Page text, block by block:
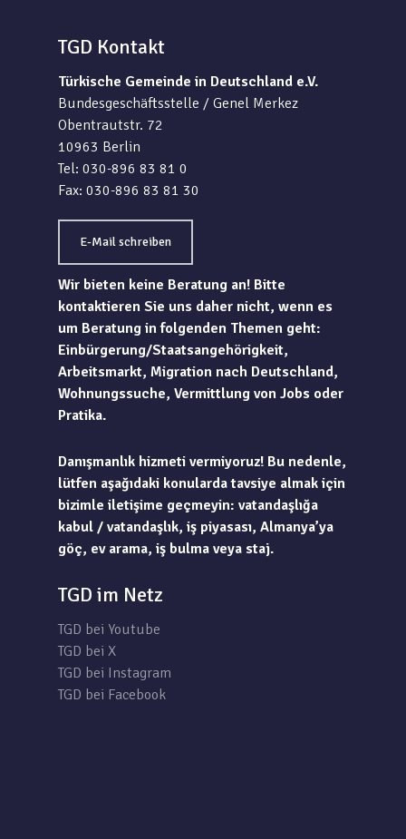
TGD Kontakt
Türkische Gemeinde in Deutschland e.V.
Bundesgeschäftsstelle / Genel Merkez
Obentrautstr. 72
10963 Berlin
Tel: 030-896 83 81 0
Fax: 030-896 83 81 30
E-Mail schreiben
Wir bieten keine Beratung an! Bitte
kontaktieren Sie uns daher nicht, wenn es
um Beratung in folgenden Themen geht:
Einbürgerung/Staatsangehörigkeit,
Arbeitsmarkt, Migration nach Deutschland,
Wohnungssuche, Vermittlung von Jobs oder
Pratika.
Danışmanlık hizmeti vermiyoruz! Bu nedenle,
lütfen aşağıdaki konularda tavsiye almak için
bizimle iletişime geçmeyin: vatandaşlığa
kabul / vatandaşlık, iş piyasası, Almanya’ya
göç, ev arama, iş bulma veya staj.
TGD im Netz
TGD bei Youtube
TGD bei X
TGD bei Instagram
TGD bei Facebook